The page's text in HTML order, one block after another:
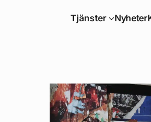
Tjänster Nyheter